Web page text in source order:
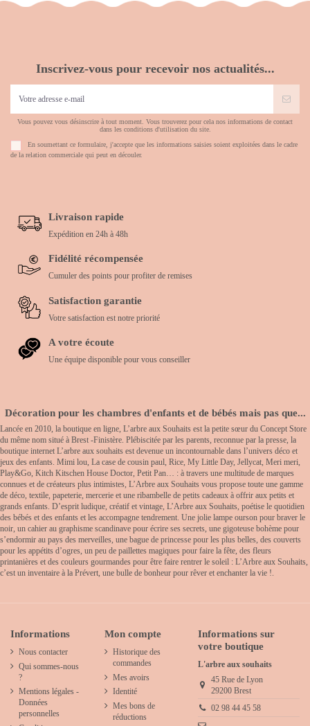
Inscrivez-vous pour recevoir nos actualités...
Vous pouvez vous désinscrire à tout moment. Vous trouverez pour cela nos informations de contact
dans les conditions d'utilisation du site.
En soumettant ce formulaire, j'accepte que les informations saisies soient exploitées dans le cadre
de la relation commerciale qui peut en découler.
Livraison rapide
Expédition en 24h à 48h
Fidélité récompensée
Cumuler des points pour profiter de remises
Satisfaction garantie
Votre satisfaction est notre priorité
A votre écoute
Une équipe disponible pour vous conseiller
Décoration pour les chambres d'enfants et de bébés mais pas que...
Lancée en 2010, la boutique en ligne, L’arbre aux Souhaits est la petite sœur du Concept Store
du même nom situé à Brest -Finistère. Plébiscitée par les parents, reconnue par la presse, la
boutique internet L’arbre aux souhaits est devenue un incontournable dans l’univers déco et
jeux des enfants. Mimi lou, La case de cousin paul, Rice, My Little Day, Jellycat, Meri meri,
Play&Go, Kitch Kitschen House Doctor, Petit Pan… : à travers une multitude de marques
connues et de créateurs plus intimistes, L’Arbre aux Souhaits vous propose toute une gamme
de déco, textile, papeterie, mercerie et une ribambelle de petits cadeaux à offrir aux petits et
grands enfants. D’esprit ludique, créatif et vintage, L’Arbre aux Souhaits, poétise le quotidien
des bébés et des enfants et les accompagne tendrement. Une jolie lampe ourson pour braver le
noir, un cahier au graphisme scandinave pour écrire ses secrets, une gigoteuse bohème pour
s’endormir au pays des merveilles, une bague de princesse pour les plus belles, des couverts
pour les appétits d’ogres, un peu de paillettes magiques pour faire la fête, des fleurs
printanières et des couleurs gourmandes pour être faire rentrer le soleil : L’Arbre aux Souhaits,
c’est un inventaire à la Prévert, une bulle de bonheur pour rêver et enchanter la vie !.
Informations
Nous contacter
Qui sommes-nous
?
Mentions légales -
Données
personnelles
Mon compte
Historique des
commandes
Mes avoirs
Identité
Mes bons de
réductions
Informations sur
votre boutique
L'arbre aux souhaits
45 Rue de Lyon
29200 Brest
02 98 44 45 58